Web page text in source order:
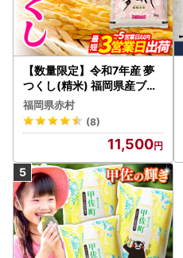
【数量限定】令和7年産 夢
つくし(精米) 福岡県産ブラ
ンド米 10kg (品番:3X11R7)
福岡県赤村
(8)
11,500